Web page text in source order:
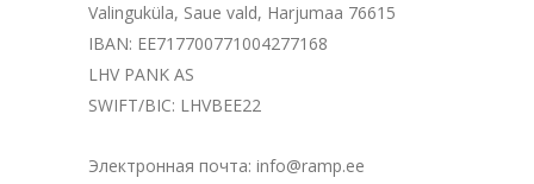
Valinguküla, Saue vald, Harjumaa 76615
IBAN: EE717700771004277168
LHV PANK AS
SWIFT/BIC: LHVBEE22
Электронная почта: info@ramp.ee